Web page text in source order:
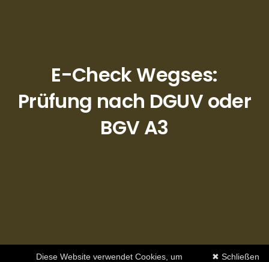
E-Check Wegses:
Prüfung nach DGUV oder
BGV A3
✖ Schließen
Diese Website verwendet Cookies, um